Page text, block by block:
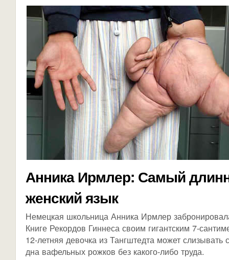
Анника Ирмлер: Самый
женский язык
Немецкая школьница Анника Ирмлер
Книге Рекордов Гиннеса своим гигантским 7-
12-летняя девочка из Тангштедта может слизывать
дна вафельных рожков без какого-либо труда.